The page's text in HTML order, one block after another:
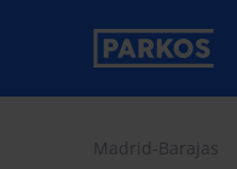
etiqueta-de-
Madrid-Barajas